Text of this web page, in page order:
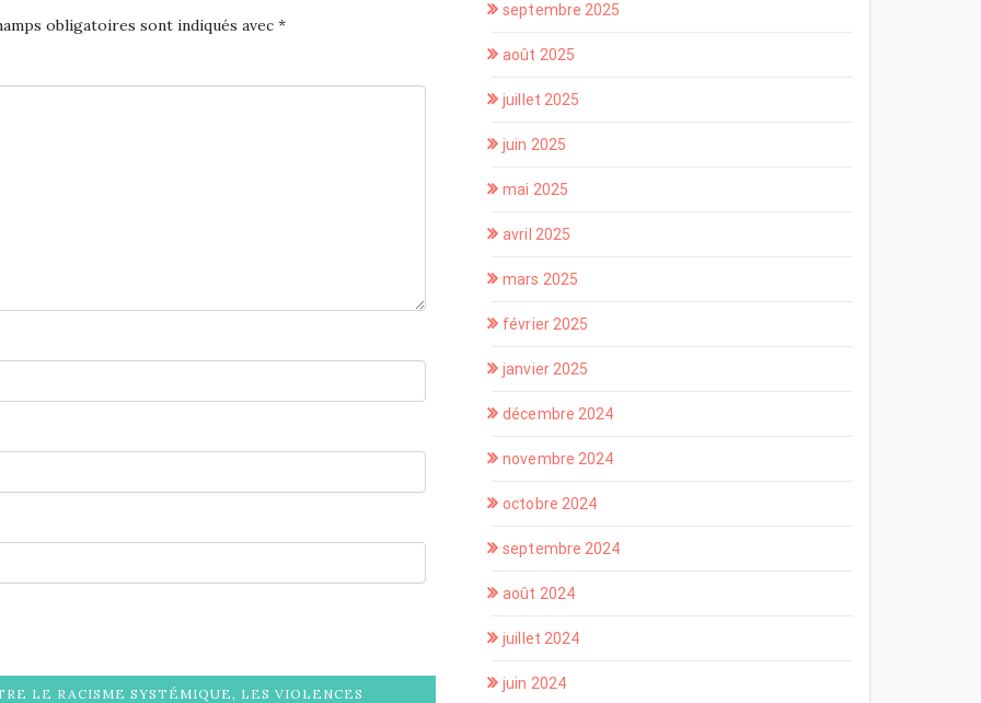
obligatoires sont indiqués avec *
LE RACISME SYSTÉMIQUE, LES VIOLENCES
septembre 2025
août 2025
juillet 2025
juin 2025
mai 2025
avril 2025
mars 2025
février 2025
janvier 2025
décembre 2024
novembre 2024
octobre 2024
septembre 2024
août 2024
juillet 2024
juin 2024